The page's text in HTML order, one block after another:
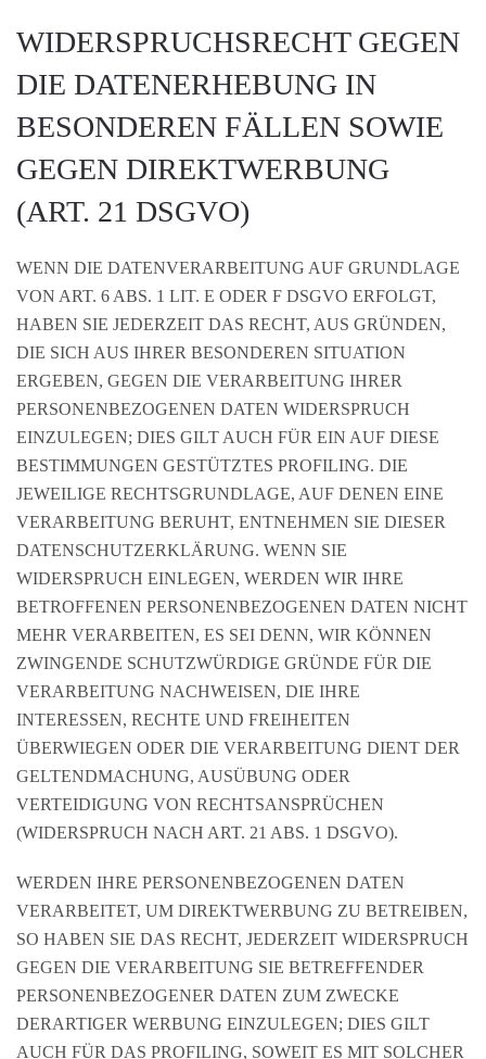
WIDERSPRUCHSRECHT GEGEN
DIE DATENERHEBUNG IN
BESONDEREN FÄLLEN SOWIE
GEGEN DIREKTWERBUNG
(ART. 21 DSGVO)
WENN DIE DATENVERARBEITUNG AUF GRUNDLAGE
VON ART. 6 ABS. 1 LIT. E ODER F DSGVO ERFOLGT,
HABEN SIE JEDERZEIT DAS RECHT, AUS GRÜNDEN,
DIE SICH AUS IHRER BESONDEREN SITUATION
ERGEBEN, GEGEN DIE VERARBEITUNG IHRER
PERSONENBEZOGENEN DATEN WIDERSPRUCH
EINZULEGEN; DIES GILT AUCH FÜR EIN AUF DIESE
BESTIMMUNGEN GESTÜTZTES PROFILING. DIE
JEWEILIGE RECHTSGRUNDLAGE, AUF DENEN EINE
VERARBEITUNG BERUHT, ENTNEHMEN SIE DIESER
DATENSCHUTZERKLÄRUNG. WENN SIE
WIDERSPRUCH EINLEGEN, WERDEN WIR IHRE
BETROFFENEN PERSONENBEZOGENEN DATEN NICHT
MEHR VERARBEITEN, ES SEI DENN, WIR KÖNNEN
ZWINGENDE SCHUTZWÜRDIGE GRÜNDE FÜR DIE
VERARBEITUNG NACHWEISEN, DIE IHRE
INTERESSEN, RECHTE UND FREIHEITEN
ÜBERWIEGEN ODER DIE VERARBEITUNG DIENT DER
GELTENDMACHUNG, AUSÜBUNG ODER
VERTEIDIGUNG VON RECHTSANSPRÜCHEN
(WIDERSPRUCH NACH ART. 21 ABS. 1 DSGVO).
WERDEN IHRE PERSONENBEZOGENEN DATEN
VERARBEITET, UM DIREKTWERBUNG ZU BETREIBEN,
SO HABEN SIE DAS RECHT, JEDERZEIT WIDERSPRUCH
GEGEN DIE VERARBEITUNG SIE BETREFFENDER
PERSONENBEZOGENER DATEN ZUM ZWECKE
DERARTIGER WERBUNG EINZULEGEN; DIES GILT
AUCH FÜR DAS PROFILING, SOWEIT ES MIT SOLCHER